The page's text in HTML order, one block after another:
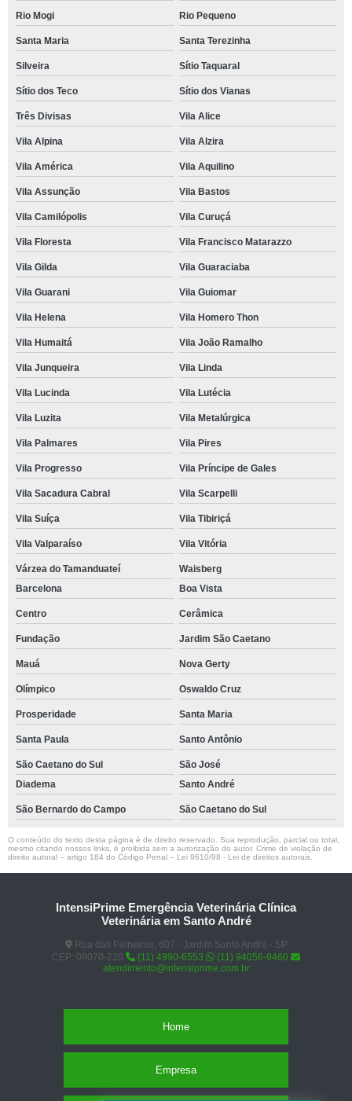
Rio Mogi Rio Pequeno
Santa Maria Santa Terezinha
Silveira Sítio Taquaral
Sítio dos Teco Sítio dos Vianas
Três Divisas Vila Alice
Vila Alpina Vila Alzira
Vila América Vila Aquilino
Vila Assunção Vila Bastos
Vila Camilópolis Vila Curuçá
Vila Floresta Vila Francisco Matarazzo
Vila Gilda Vila Guaraciaba
Vila Guarani Vila Guiomar
Vila Helena Vila Homero Thon
Vila Humaitá Vila João Ramalho
Vila Junqueira Vila Linda
Vila Lucinda Vila Lutécia
Vila Luzita Vila Metalúrgica
Vila Palmares Vila Pires
Vila Progresso Vila Príncipe de Gales
Vila Sacadura Cabral Vila Scarpelli
Vila Suíça Vila Tibiriçá
Vila Valparaíso Vila Vitória
Várzea do Tamanduateí
Waisberg
Barcelona
Boa Vista
Centro Cerâmica
Fundação Jardim São Caetano
Mauá Nova Gerty
Olímpico Oswaldo Cruz
Prosperidade Santa Maria
Santa Paula Santo Antônio
São Caetano do Sul
São José
Diadema
Santo André
São Bernardo do Campo São Caetano do Sul
O conteúdo do texto desta página é de direito reservado. Sua reprodução, parcial ou total,
mesmo citando nossos links, é proibida sem a autorização do autor. Crime de violação de
direito autoral – artigo 184 do Código Penal – Lei 9610/98 - Lei de direitos autorais
IntensiPrime Emergência Veterinária Clínica
Veterinária em Santo André
Rua das Paineiras, 607 - Jardim Santo André - SP
CEP: 09070-220
(11) 4990-6553
(11) 94056-9460
atendimento@intensiprime.com.br
Home
Empresa